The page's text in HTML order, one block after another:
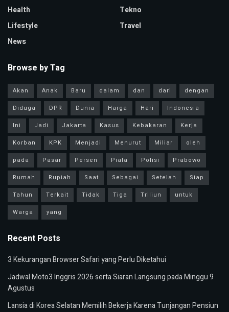
Health
Lifestyle
News
Tekno
Travel
Browse by Tag
Akan Anak Baru dalam dan dari
dengan
Diduga
DPR Dunia Harga Hari
Indonesia
Ini
Jadi Jakarta Kasus Kebakaran
Kerja
Korban
KPK Menjadi Menurut Miliar
oleh
pada
Pasar Persen Piala Polisi
Prabowo
Rumah
Rupiah Saat Sebagai Setelah
Siap
Tahun
Terkait Tidak Tiga Triliun
untuk
Warga
yang
Recent Posts
3 Kekurangan Browser Safari yang Perlu Diketahui
Jadwal Moto3 Inggris 2026 serta Siaran Langsung pada Minggu 9
Agustus
Lansia di Korea Selatan Memilih Bekerja Karena Tunjangan Pensiun